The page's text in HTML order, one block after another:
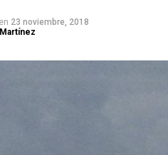
en 23 noviembre, 2018